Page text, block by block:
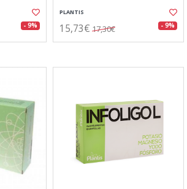
- 9%
PLANTIS
15,73€ 17,30€ - 9%